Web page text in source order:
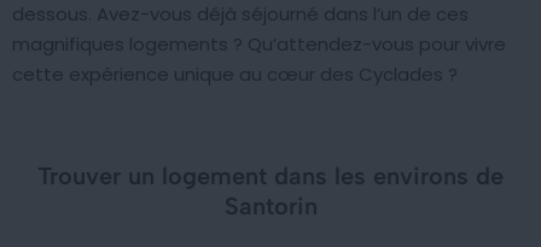
dessous. Avez-vous déjà séjourné dans l’un de ces
magnifiques logements ? Qu’attendez-vous pour vivre
cette expérience unique au cœur des Cyclades ?
Trouver un logement dans les environs de
Santorin